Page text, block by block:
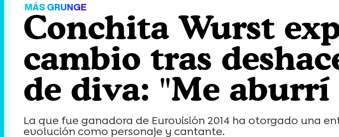
MÁS GRUNGE
Conchita Wurst
cambio tras
de diva: "Me
La que fue ganadora de Eurovisión 2014 ha otorgado una
evolución como personaje y cantante.